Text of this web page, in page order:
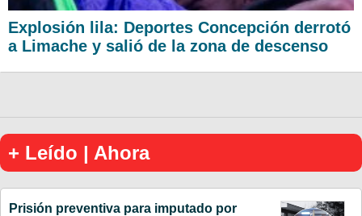
Explosión lila: Deportes Concepción derrotó
a Limache y salió de la zona de descenso
+ Leído | Ahora
Prisión preventiva para imputado por